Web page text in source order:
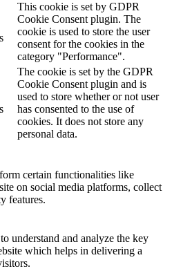
This cookie is set by GDPR
Cookie Consent plugin. The
cookie is used to store the user
consent for the cookies in the
category "Performance".
The cookie is set by the GDPR
Cookie Consent plugin and is
used to store whether or not user
has consented to the use of
cookies. It does not store any
personal data.
certain functionalities like
on social media platforms, collect
features.
understand and analyze the key
which helps in delivering a